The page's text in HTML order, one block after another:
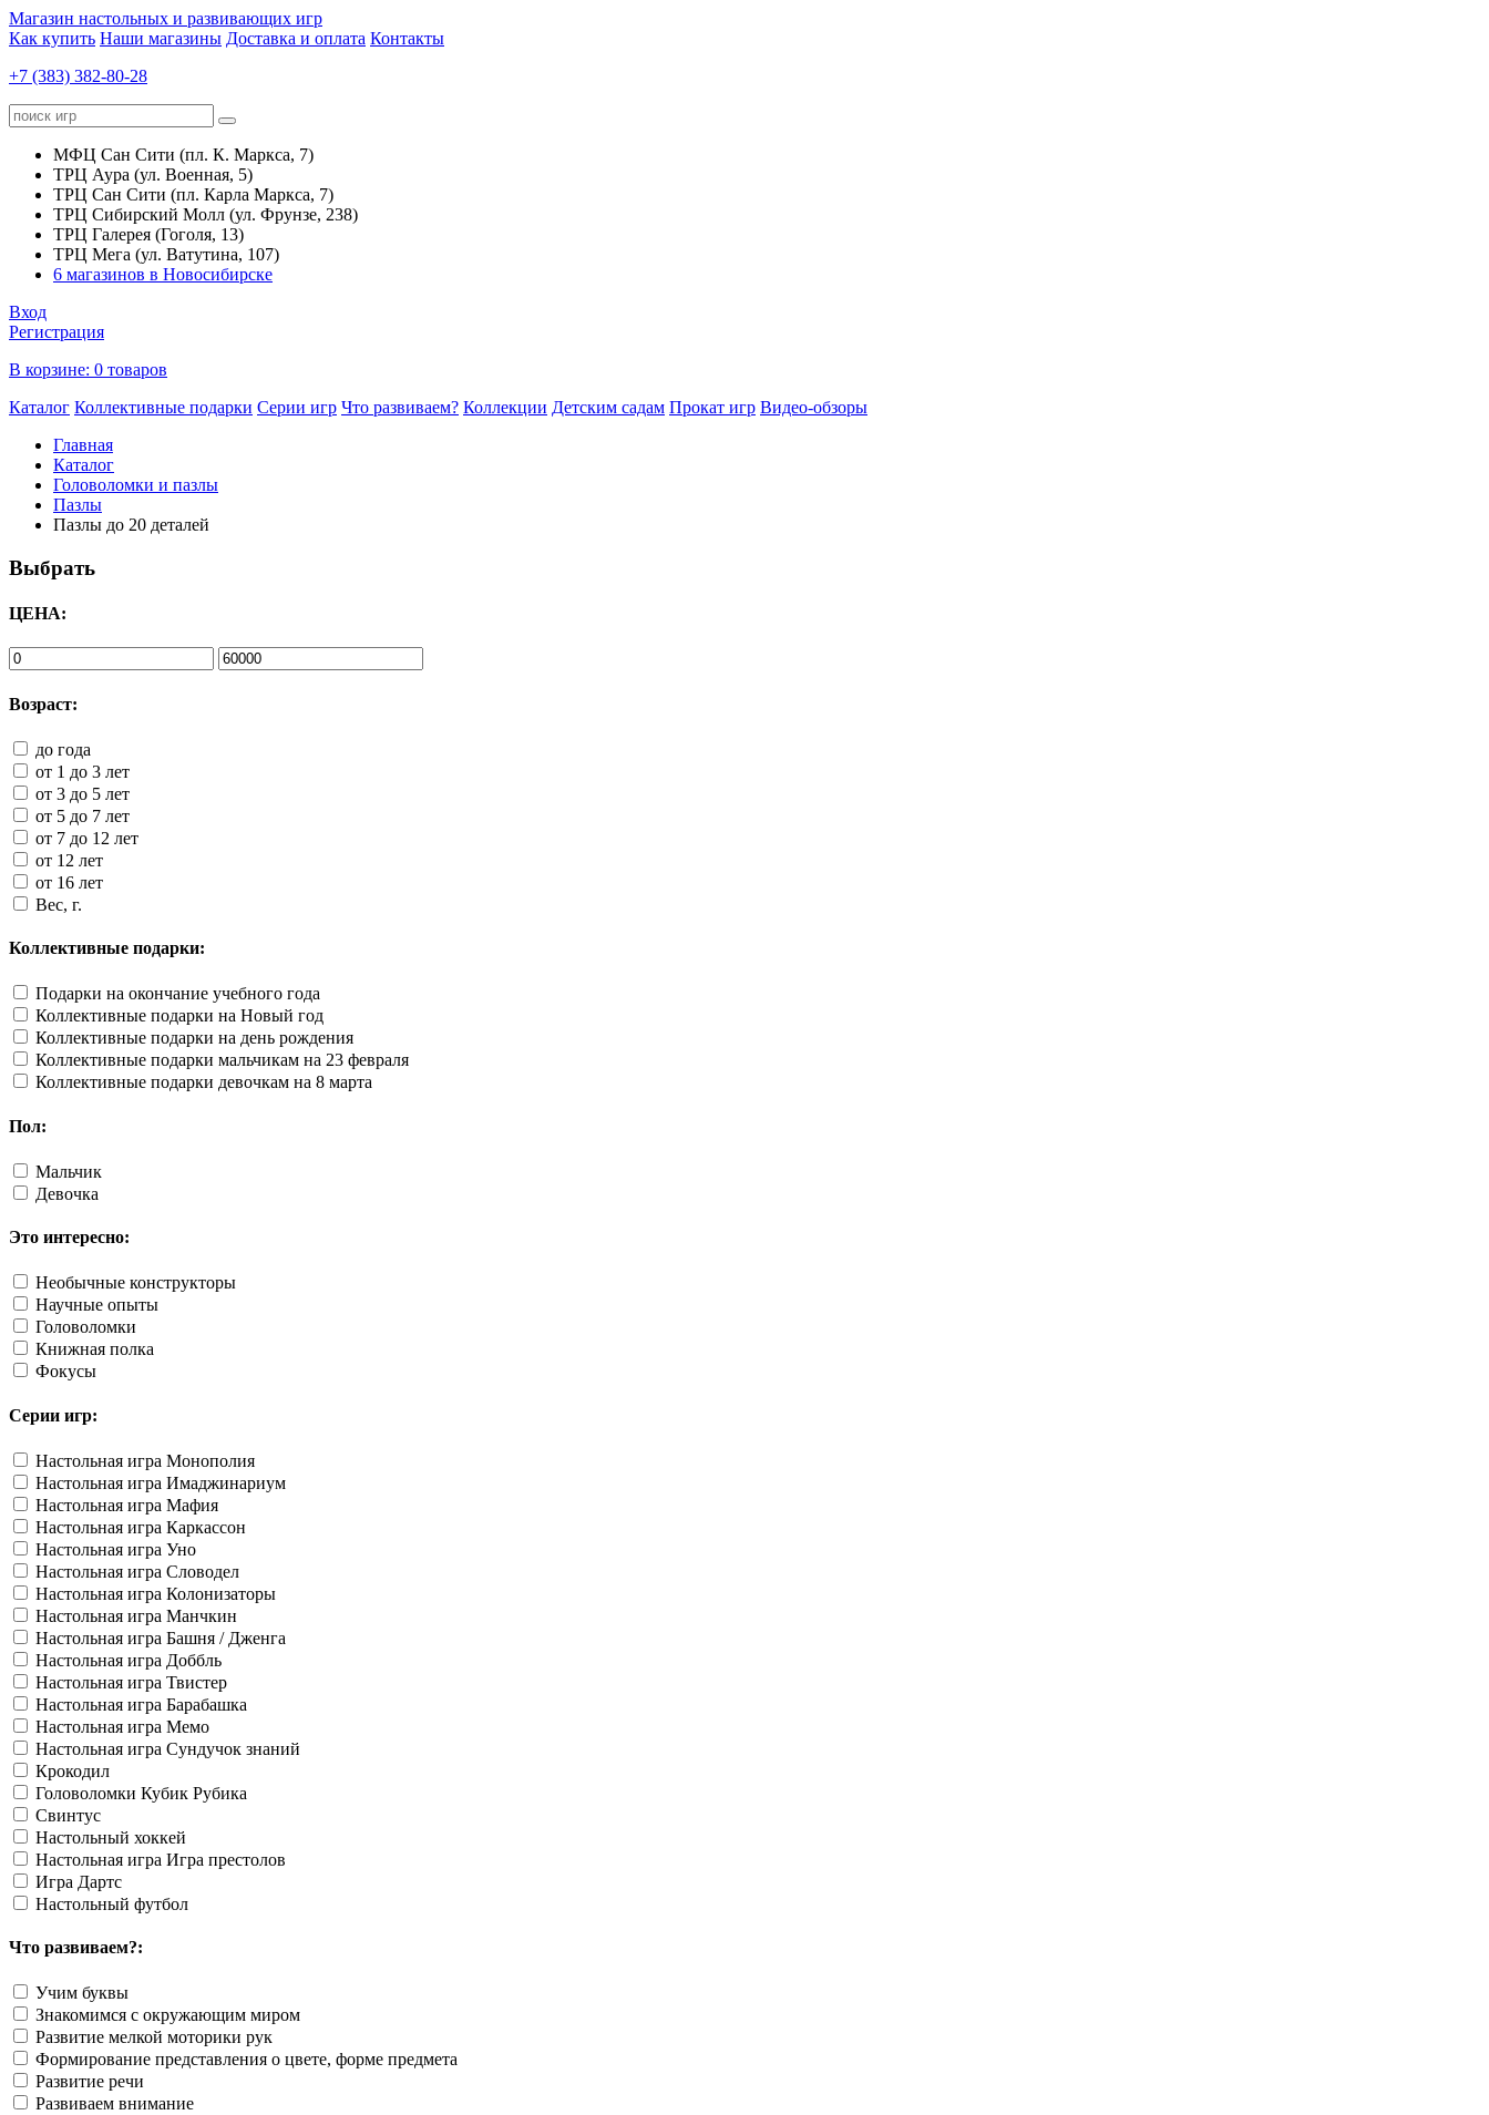
Магазин настольных и развивающих игр
Как купить Наши магазины Доставка и оплата Контакты
+7 (383) 382-80-28
МФЦ Сан Сити (пл. К. Маркса, 7)
ТРЦ Аура (ул. Военная, 5)
ТРЦ Сан Сити (пл. Карла Маркса, 7)
ТРЦ Сибирский Молл (ул. Фрунзе, 238)
ТРЦ Галерея (Гоголя, 13)
ТРЦ Мега (ул. Ватутина, 107)
6 магазинов в Новосибирске
Вход
Регистрация
В корзине: 0 товаров
Каталог Коллективные подарки Серии игр Что развиваем? Коллекции Детским садам Прокат игр Видео-обзоры
Главная
Каталог
Головоломки и пазлы
Пазлы
Пазлы до 20 деталей
Выбрать
ЦЕНА:
Возраст:
до года
от 1 до 3 лет
от 3 до 5 лет
от 5 до 7 лет
от 7 до 12 лет
от 12 лет
от 16 лет
Вес, г.
Коллективные подарки:
Подарки на окончание учебного года
Коллективные подарки на Новый год
Коллективные подарки на день рождения
Коллективные подарки мальчикам на 23 февраля
Коллективные подарки девочкам на 8 марта
Пол:
Мальчик
Девочка
Это интересно:
Необычные конструкторы
Научные опыты
Головоломки
Книжная полка
Фокусы
Серии игр:
Настольная игра Монополия
Настольная игра Имаджинариум
Настольная игра Мафия
Настольная игра Каркассон
Настольная игра Уно
Настольная игра Словодел
Настольная игра Колонизаторы
Настольная игра Манчкин
Настольная игра Башня / Дженга
Настольная игра Доббль
Настольная игра Твистер
Настольная игра Барабашка
Настольная игра Мемо
Настольная игра Сундучок знаний
Крокодил
Головоломки Кубик Рубика
Свинтус
Настольный хоккей
Настольная игра Игра престолов
Игра Дартс
Настольный футбол
Что развиваем?:
Учим буквы
Знакомимся с окружающим миром
Развитие мелкой моторики рук
Формирование представления о цвете, форме предмета
Развитие речи
Развиваем внимание